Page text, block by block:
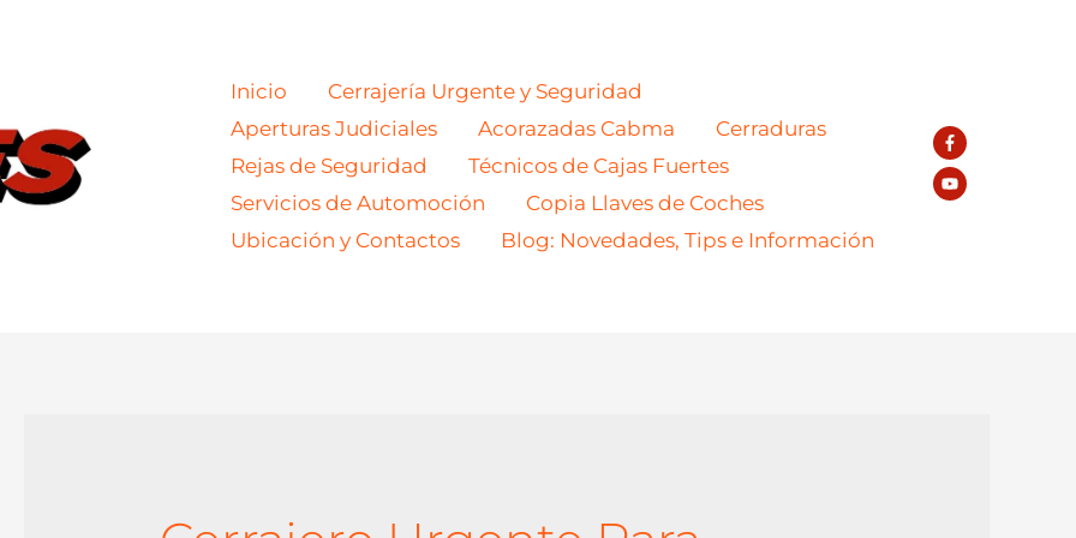
Inicio
Cerrajería Urgente y Seguridad
Aperturas Judiciales
Acorazadas Cabma
Cerraduras
Rejas de Seguridad
Técnicos de Cajas Fuertes
Servicios de Automoción
Copia Llaves de Coches
Ubicación y Contactos
Blog: Novedades, Tips e Información